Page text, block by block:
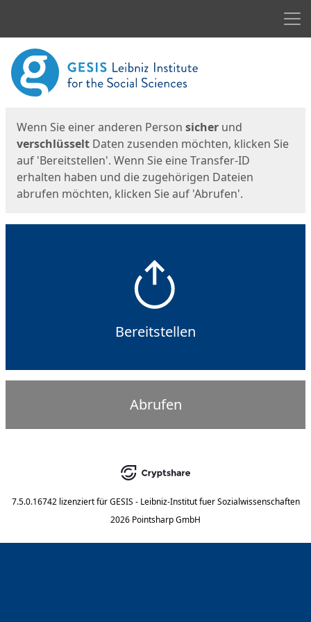
Start
Wenn Sie einer anderen Person sicher und
verschlüsselt Daten zusenden möchten, klicken Sie
auf 'Bereitstellen'. Wenn Sie eine Transfer-ID
erhalten haben und die zugehörigen Dateien
abrufen möchten, klicken Sie auf 'Abrufen'.
Bereitstellen
Abrufen
7.5.0.16742 lizenziert für GESIS - Leibniz-Institut fuer Sozialwissenschaften
2026 Pointsharp GmbH